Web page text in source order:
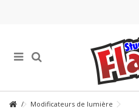
Modificateurs de lumière